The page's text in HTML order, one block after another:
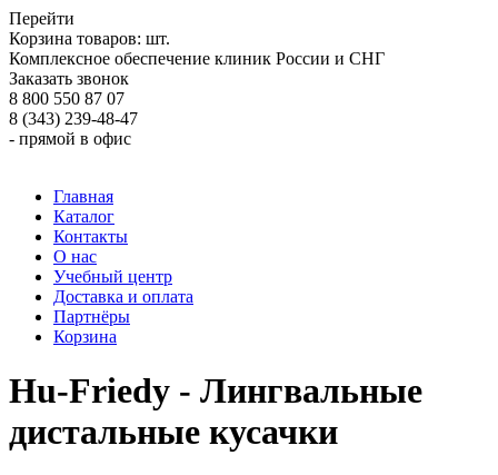
Перейти
Корзина товаров: шт.
Комплексное обеспечение клиник России и СНГ
Заказать звонок
8 800 550 87 07
8 (343) 239-48-47
- прямой в офис
Главная
Каталог
Контакты
О нас
Учебный центр
Доставка и оплата
Партнёры
Корзина
Hu-Friedy - Лингвальные
дистальные кусачки